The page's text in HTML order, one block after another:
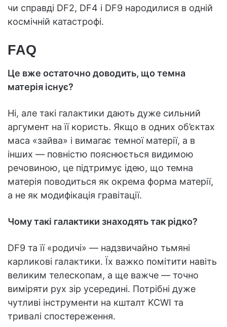
чи справді DF2, DF4 і DF9 народилися в одній
космічній катастрофі.
FAQ
Це вже остаточно доводить, що темна
матерія існує?
Ні, але такі галактики дають дуже сильний
аргумент на її користь. Якщо в одних об’єктах
маса «зайва» і вимагає темної матерії, а в
інших — повністю пояснюється видимою
речовиною, це підтримує ідею, що темна
матерія поводиться як окрема форма матерії,
а не як модифікація гравітації.
Чому такі галактики знаходять так рідко?
DF9 та її «родичі» — надзвичайно тьмяні
карликові галактики. Їх важко помітити навіть
великим телескопам, а ще важче — точно
виміряти рух зір усередині. Потрібні дуже
чутливі інструменти на кшталт KCWI та
тривалі спостереження.